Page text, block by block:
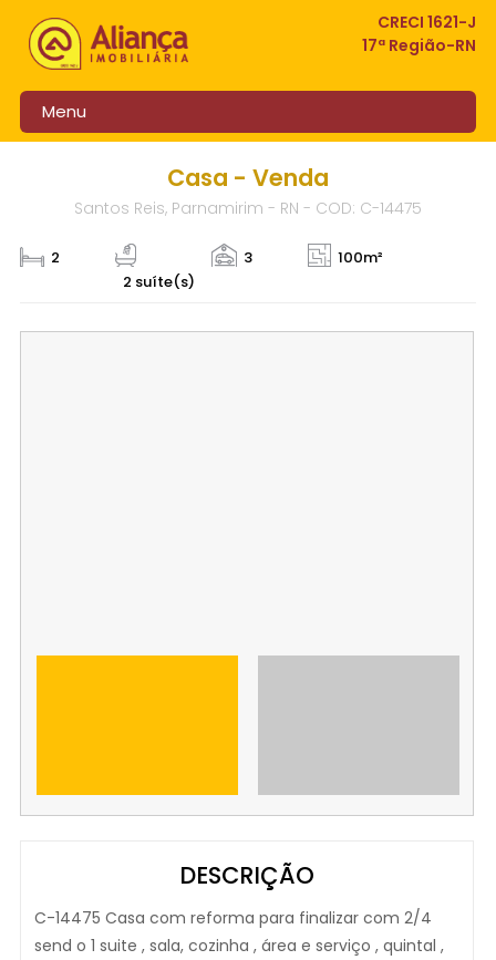
CRECI 1621-J
17ª Região-RN
Menu
Casa - Venda
Santos Reis, Parnamirim - RN - COD: C-14475
2
2 suíte(s)
3 100m²
DESCRIÇÃO
C-14475 Casa com reforma para finalizar com 2/4
send o 1 suite , sala, cozinha , área e serviço , quintal ,